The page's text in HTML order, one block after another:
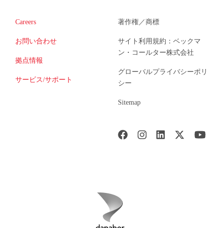
Careers
お問い合わせ
拠点情報
サービス/サポート
著作権／商標
サイト利用規約：ベックマ
ン・コールター株式会社
グローバルプライバシーポリ
シー
Sitemap